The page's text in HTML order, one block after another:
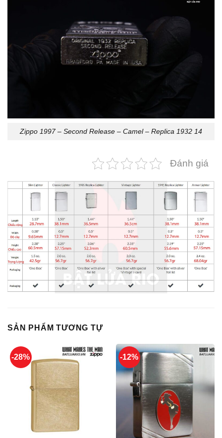
Zippo 1997 – Second Release – Camel – Replica 1932 14
Đánh giá
SẢN PHẨM TƯƠNG TỰ
-28% -12%